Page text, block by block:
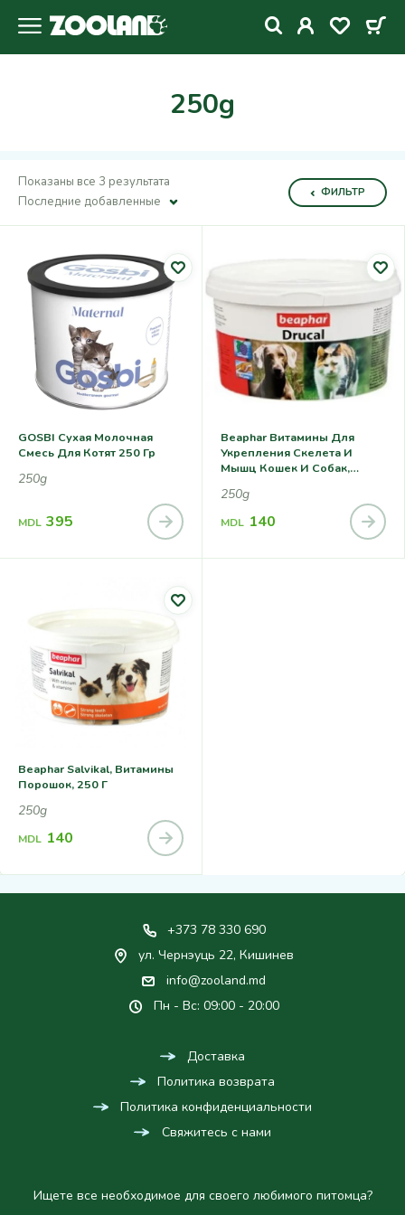
250g
Показаны все 3 результата
Последние добавленные
ФИЛЬТР
GOSBI Сухая Молочная
Смесь Для Котят 250 Гр
250g
MDL 395
Beaphar Витамины Для
Укрепления Скелета И
Мышц Кошек И Собак,
250g
MDL 140
Beaphar Salvikal, Витамины
Порошок, 250 Г
250g
MDL 140
+373 78 330 690
ул. Чернэуць 22, Кишинев
info@zooland.md
Пн - Вс: 09:00 - 20:00
Доставка
Политика возврата
Политика конфиденциальности
Свяжитесь с нами
Ищете все необходимое для своего любимого питомца?